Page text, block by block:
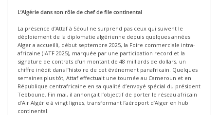
L’Algérie dans son rôle de chef de file continental
La présence d’Attaf à Séoul ne surprend pas ceux qui suivent le
déploiement de la diplomatie algérienne depuis quelques années.
Alger a accueilli, début septembre 2025, la Foire commerciale intra-
africaine (IATF 2025), marquée par une participation record et la
signature de contrats d’un montant de 48 milliards de dollars, un
chiffre inédit dans l’histoire de cet événement panafricain. Quelques
semaines plus tôt, Attaf effectuait une tournée au Cameroun et en
République centrafricaine en sa qualité d’envoyé spécial du président
Tebboune. Fin mai, il annonçait l’objectif de porter le réseau africain
d’Air Algérie à vingt lignes, transformant l’aéroport d’Alger en hub
continental.